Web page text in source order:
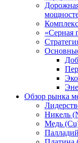
«Серная
Обзор рынка
Никель
Медь